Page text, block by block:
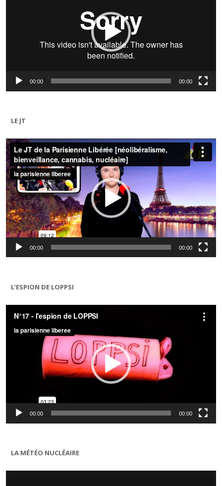
00:00 00:00
LE JT
Lecteur
vidéo
00:00 00:00
L’ESPION DE LOPPSI
Lecteur
vidéo
00:00 00:00
LA MÉTÉO NUCLÉAIRE
Lecteur